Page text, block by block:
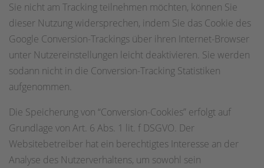
Sie nicht am Tracking teilnehmen möchten, können Sie
dieser Nutzung widersprechen, indem Sie das Cookie des
Google Conversion-Trackings über ihren Internet-Browser
unter Nutzereinstellungen leicht deaktivieren. Sie werden
sodann nicht in die Conversion-Tracking Statistiken
aufgenommen.
Die Speicherung von “Conversion-Cookies” erfolgt auf
Grundlage von Art. 6 Abs. 1 lit. f DSGVO. Der
Websitebetreiber hat ein berechtigtes Interesse an der
Analyse des Nutzerverhaltens, um sowohl sein